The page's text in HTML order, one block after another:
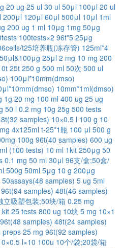
20 ug 25 ul 30 ul 50μl 100μl 20 ul
200μl 120μl 60μl 500μl 10μl 1ml
200 ug 1 ml 10μg 1mg 50μg
100tests×2 96t*5 25μg
t25培养瓶(冻存管) 125ml*4
50μl&100μg 25μl 2 mg 10 mg 200
25t 250 g 500 ml 50次 500 ul
100μl*10mm(dmso)
10mm*1ml(dmso)
1g 20 mg 100 ml 400 ug 25 ug
50 l 0.2 mg 10g 25g 500 tests
samples) 10×0.5 l 100 g 10
4x125ml t-25*1瓶 100 μl 500 g
100g 96t(40 samples) 600 ug
(100 tests) 10 ml 1kit 250μg 50
0.1 mg 50 ml 30μl 96支/盒;50盒/
500g 50ml 5μg 10 g 200μg
50assays(48 samples) 5 ug 5ml
96t(94 samples) 48t(46 samples)
立吸塑包装;50块/箱0.25 mg
kit 25 tests 800 ug 10块 5 mg 10×1
96t(48 samples) 48t(24 samples)
preps 25 mg 96t(92 samples)
l×10 100u 10个/袋;20袋/箱